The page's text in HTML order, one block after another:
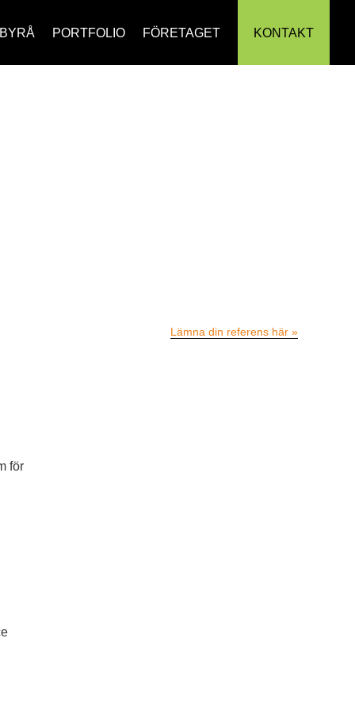
PORTFOLIO FÖRETAGET KONTAKT
Lämna din referens här »
för